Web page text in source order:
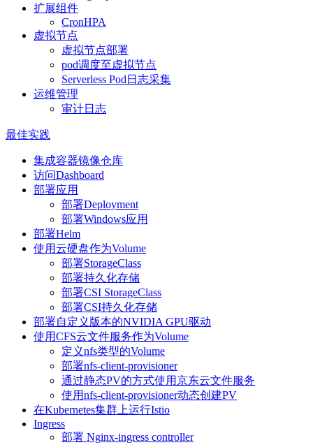
扩展组件
CronHPA
虚拟节点
虚拟节点部署
pod调度至虚拟节点
Serverless Pod日志采集
运维管理
审计日志
最佳实践
集成容器镜像仓库
访问Dashboard
部署应用
部署Deployment
部署Windows应用
部署Helm
使用云硬盘作为Volume
部署StorageClass
部署持久化存储
部署CSI StorageClass
部署CSI持久化存储
部署自定义版本的NVIDIA GPU驱动
使用CFS云文件服务作为Volume
定义nfs类型的Volume
部署nfs-client-provisioner
通过静态PV的方式使用京东云文件服务
使用nfs-client-provisioner动态创建PV
在Kubernetes集群上运行Istio
Ingress
部署 Nginx-ingress controller